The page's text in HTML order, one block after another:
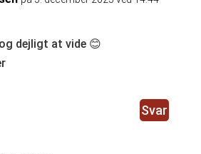
dejligt at vide 😊
Svar